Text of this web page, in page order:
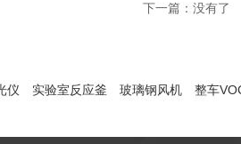
下一篇：没有了
仪 实验室反应釜 玻璃钢风机 整车